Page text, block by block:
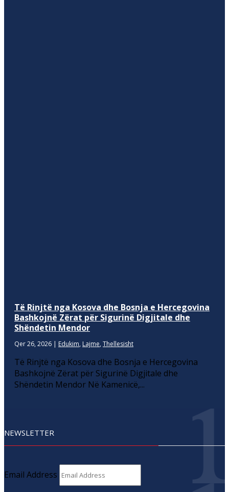
Të Rinjtë nga Kosova dhe Bosnja e Hercegovina
Bashkojnë Zërat për Sigurinë Digjitale dhe
Shëndetin Mendor
Qer 26, 2026 | Edukim, Lajme, Thellesisht
Të Rinjtë nga Kosova dhe Bosnja e Hercegovina
Bashkojnë Zërat për Sigurinë Digjitale dhe
Shëndetin Mendor Në Kamenicë,...
NEWSLETTER
Email Address